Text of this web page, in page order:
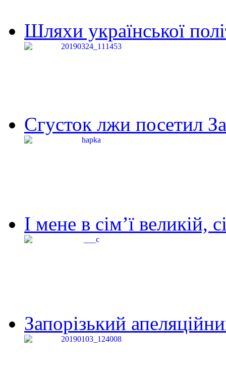
Шляхи української
Сгусток лжи посетил
І мене в сім’ї великій,
Запорізький